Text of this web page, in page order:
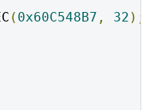
( 0x60C548B7 , 32 );